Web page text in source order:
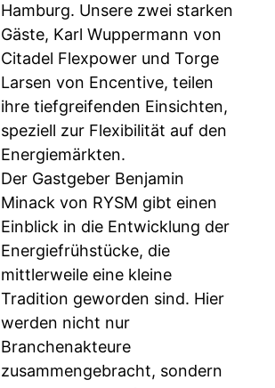
Hamburg. Unsere zwei starken
Gäste, Karl Wuppermann von
Citadel Flexpower und Torge
Larsen von Encentive, teilen
ihre tiefgreifenden Einsichten,
speziell zur Flexibilität auf den
Energiemärkten.
Der Gastgeber Benjamin
Minack von RYSM gibt einen
Einblick in die Entwicklung der
Energiefrühstücke, die
mittlerweile eine kleine
Tradition geworden sind. Hier
werden nicht nur
Branchenakteure
zusammengebracht, sondern